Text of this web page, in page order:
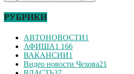
РУБРИКИ
АВТОНОВОСТИ1
АФИША1 166
ВАКАНСИИ1
Видео новости Чехова21